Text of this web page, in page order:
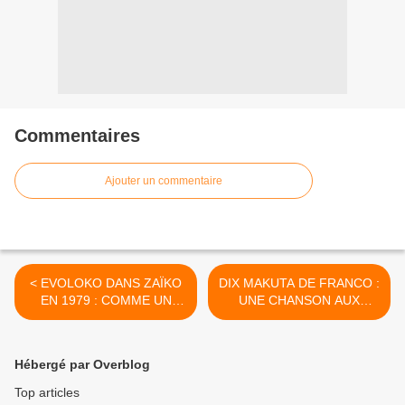
Commentaires
Ajouter un commentaire
< EVOLOKO DANS ZAÏKO
EN 1979 : COMME UN
POISSON DANS L’EAU.
DIX MAKUTA DE FRANCO :
UNE CHANSON AUX
MILLE VISAGES >
Hébergé par Overblog
Top articles